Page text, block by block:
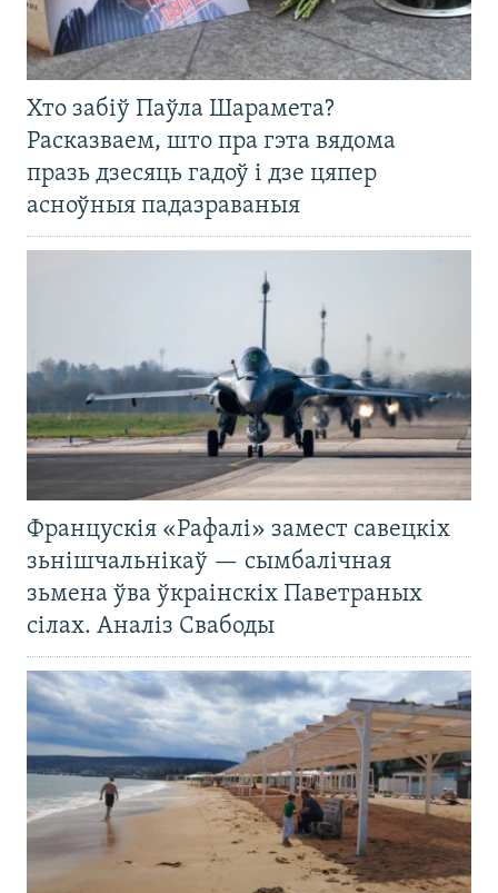
Хто забіў Паўла Шарамета?
Расказваем, што пра гэта вядома
празь дзесяць гадоў і дзе цяпер
асноўныя падазраваныя
Францускія «Рафалі» замест савецкіх
зьнішчальнікаў — сымбалічная
зьмена ўва ўкраінскіх Паветраных
сілах. Аналіз Свабоды